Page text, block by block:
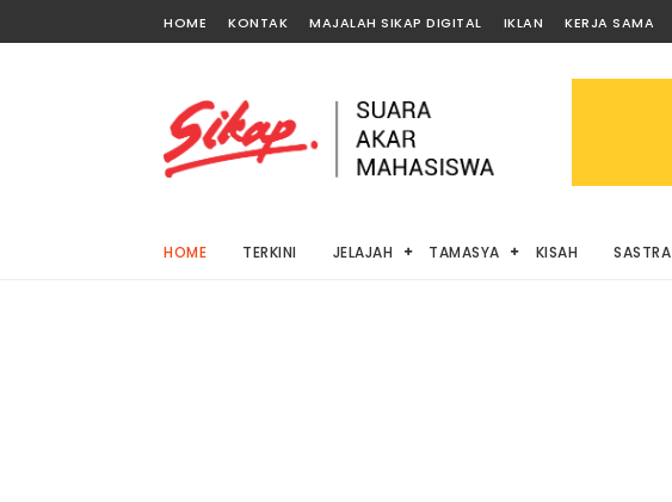
HOME KONTAK MAJALAH SIKAP DIGITAL IKLAN KERJA SAMA
HOME TERKINI JELAJAH TAMASYA KISAH SASTRA